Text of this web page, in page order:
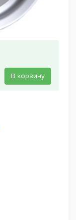
В корзину